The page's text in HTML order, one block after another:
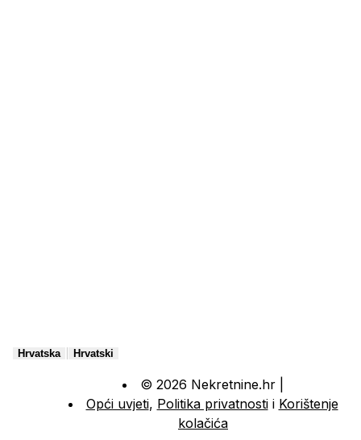
Hrvatska Hrvatski
© 2026 Nekretnine.hr |
Opći uvjeti, Politika privatnostii Korištenje
kolačića